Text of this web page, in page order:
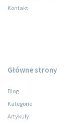
Kontakt
Główne strony
Blog
Kategorie
Artykuły